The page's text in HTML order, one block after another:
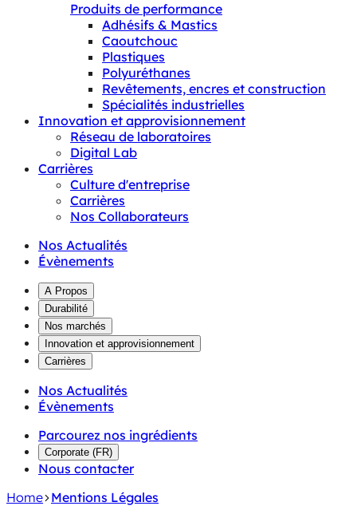
Produits de performance
Adhésifs & Mastics
Caoutchouc
Plastiques
Polyuréthanes
Revêtements, encres et construction
Spécialités industrielles
Innovation et approvisionnement
Réseau de laboratoires
Digital Lab
Carrières
Culture d'entreprise
Carrières
Nos Collaborateurs
Nos Actualités
Évènements
A Propos
Durabilité
Nos marchés
Innovation et approvisionnement
Carrières
Nos Actualités
Évènements
Parcourez nos ingrédients
Corporate (FR)
Nous contacter
Home Mentions Légales